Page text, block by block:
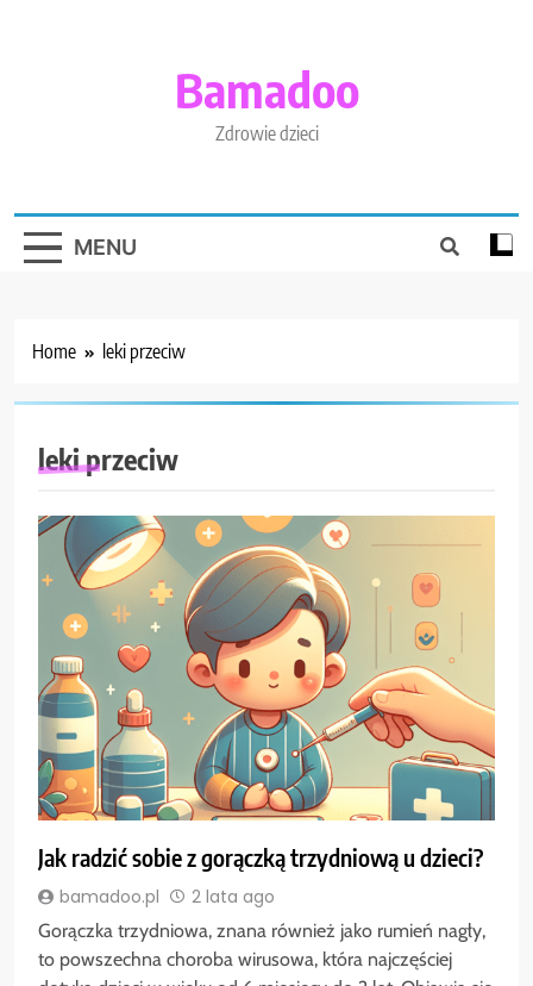
Bamadoo
Zdrowie dzieci
MENU
Home leki przeciw
leki przeciw
Jak radzić sobie z gorączką trzydniową u dzieci?
bamadoo.pl 2 lata ago
Gorączka trzydniowa, znana również jako rumień nagły,
to powszechna choroba wirusowa, która najczęściej